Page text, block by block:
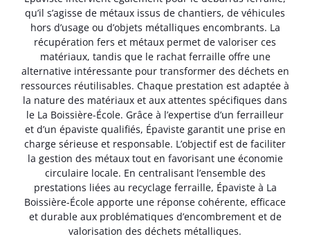
qu’il s’agisse de métaux issus de chantiers, de véhicules
hors d’usage ou d’objets métalliques encombrants. La
récupération fers et métaux permet de valoriser ces
matériaux, tandis que le rachat ferraille offre une
alternative intéressante pour transformer des déchets en
ressources réutilisables. Chaque prestation est adaptée à
la nature des matériaux et aux attentes spécifiques dans
le La Boissière-École. Grâce à l’expertise d’un ferrailleur
et d’un épaviste qualifiés, Épaviste garantit une prise en
charge sérieuse et responsable. L’objectif est de faciliter
la gestion des métaux tout en favorisant une économie
circulaire locale. En centralisant l’ensemble des
prestations liées au recyclage ferraille, Épaviste à La
Boissière-École apporte une réponse cohérente, efficace
et durable aux problématiques d’encombrement et de
valorisation des déchets métalliques.